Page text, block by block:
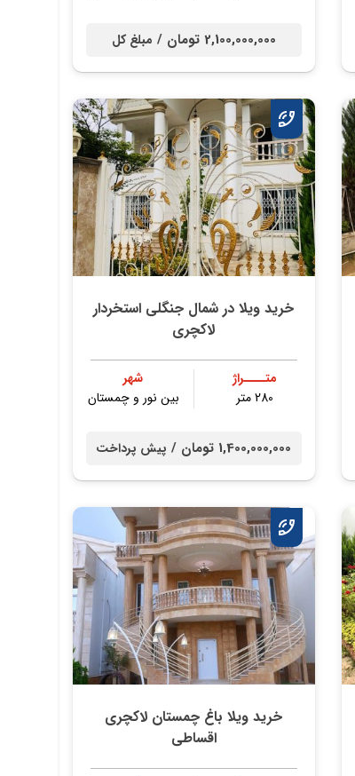
2,100,000,000 تومان / مبلغ کل
خرید ویلا در شمال جنگلی استخردار
لاکچری
متــــراژ
280 متر
شهر
بین نور و چمستان
1,400,000,000 تومان / پیش پرداخت
خرید ویلا باغ چمستان لاکچری
اقساطی